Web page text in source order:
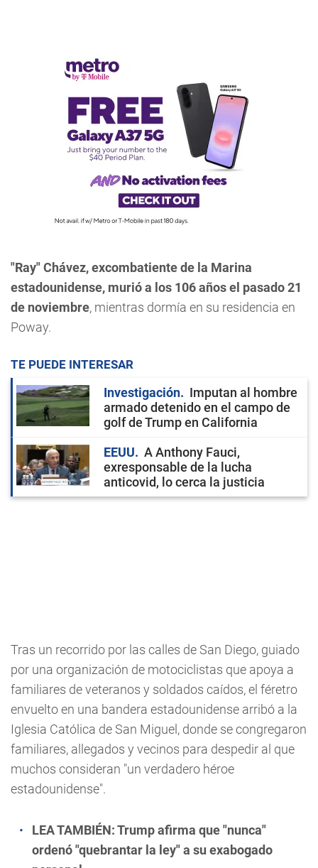
"Ray" Chávez, excombatiente de la Marina
estadounidense, murió a los 106 años el pasado 21
de noviembre, mientras dormía en su residencia en
Poway.
TE PUEDE INTERESAR
Investigación
Imputan al hombre
armado detenido en el campo de
golf de Trump en California
EEUU
A Anthony Fauci,
exresponsable de la lucha
anticovid, lo cerca la justicia
Tras un recorrido por las calles de San Diego, guiado
por una organización de motociclistas que apoya a
familiares de veteranos y soldados caídos, el féretro
envuelto en una bandera estadounidense arribó a la
Iglesia Católica de San Miguel, donde se congregaron
familiares, allegados y vecinos para despedir al que
muchos consideran "un verdadero héroe
estadounidense".
LEA TAMBIÉN:Trump afirma que "nunca"
ordenó "quebrantar la ley" a su exabogado